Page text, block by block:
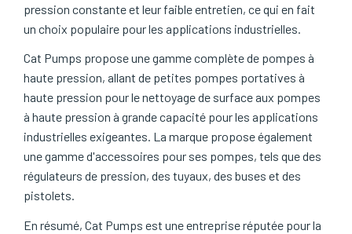
pression constante et leur faible entretien, ce qui en fait
un choix populaire pour les applications industrielles.
Cat Pumps propose une gamme complète de pompes à
haute pression, allant de petites pompes portatives à
haute pression pour le nettoyage de surface aux pompes
à haute pression à grande capacité pour les applications
industrielles exigeantes. La marque propose également
une gamme d'accessoires pour ses pompes, tels que des
régulateurs de pression, des tuyaux, des buses et des
pistolets.
En résumé, Cat Pumps est une entreprise réputée pour la